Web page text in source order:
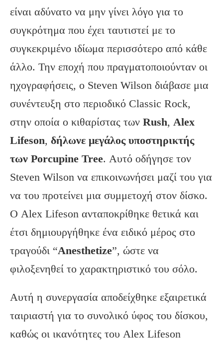
είναι αδύνατο να μην γίνει λόγο για το
συγκρότημα που έχει ταυτιστεί με το
συγκεκριμένο ιδίωμα περισσότερο από κάθε
άλλο. Την εποχή που πραγματοποιούνταν οι
ηχογραφήσεις, ο Steven Wilson διάβασε μια
συνέντευξη στο περιοδικό Classic Rock,
στην οποία ο κιθαρίστας των Rush, Alex
Lifeson, δήλωνε μεγάλος υποστηρικτής
των Porcupine Tree. Αυτό οδήγησε τον
Steven Wilson να επικοινωνήσει μαζί του για
να του προτείνει μια συμμετοχή στον δίσκο.
Ο Alex Lifeson ανταποκρίθηκε θετικά και
έτσι δημιουργήθηκε ένα ειδικό μέρος στο
τραγούδι “Anesthetize”, ώστε να
φιλοξενηθεί το χαρακτηριστικό του σόλο.
Αυτή η συνεργασία αποδείχθηκε εξαιρετικά
ταιριαστή για το συνολικό ύφος του δίσκου,
καθώς οι ικανότητες του Alex Lifeson